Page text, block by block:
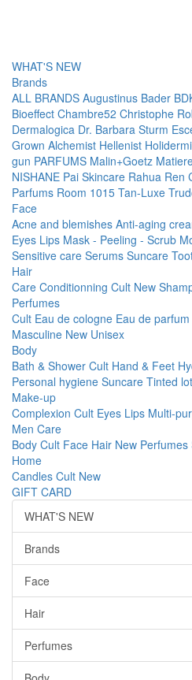
WHAT'S NEW
Brands
ALL BRANDS Augustinus Bader
Bioeffect Chambre52 Christophe
Dermalogica Dr. Barbara Sturm
Grown Alchemist Hellenist
gun PARFUMS Malin+Goetz
NISHANE Pai Skincare Rahua Ren
Parfums Room 1015 Tan-Luxe
Face
Acne and blemishes Anti-aging
Eyes Lips Mask - Peeling - Scrub
Sensitive care Serums Suncare
Hair
Care Conditionning Cult New
Perfumes
Cult Eau de cologne Eau de parfum
Masculine New Unisex
Body
Bath & Shower Cult Hand & Feet
Personal hygiene Suncare Tinted
Make-up
Complexion Cult Eyes Lips Multi-
Men Care
Body Cult Face Hair New Perfumes
Home
Candles Cult New
GIFT CARD
WHAT'S NEW
Brands
Face
Hair
Perfumes